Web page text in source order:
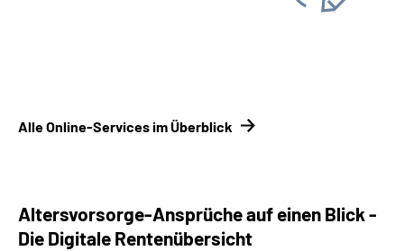
Alle Online-Services im Überblick
Altersvorsorge-Ansprüche auf einen Blick -
Die Digitale Rentenübersicht